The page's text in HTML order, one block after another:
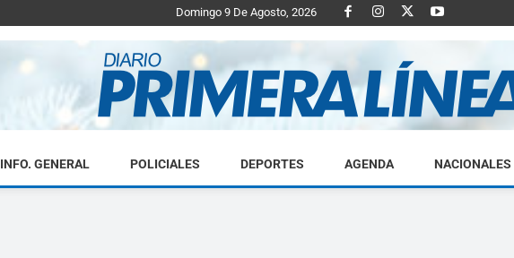
Domingo 9 De Agosto, 2026
Diario
INFO. GENERAL POLICIALES DEPORTES AGENDA NACIONALES